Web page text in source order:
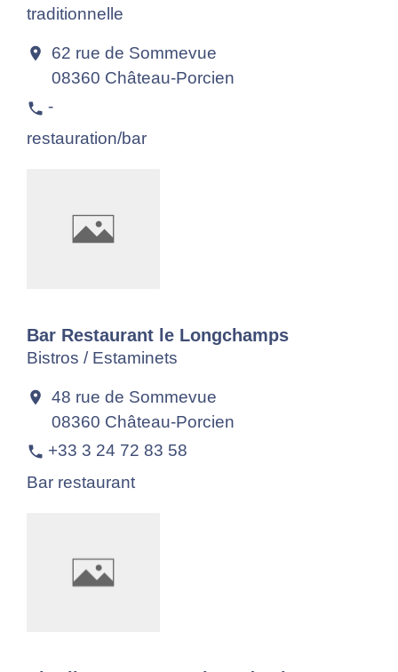
traditionnelle
location_on
62 rue de Sommevue
08360 Château-Porcien
phone -
restauration/bar
Bar Restaurant le Longchamps
Bistros / Estaminets
location_on 48 rue de Sommevue
08360 Château-Porcien
phone +33 3 24 72 83 58
Bar restaurant